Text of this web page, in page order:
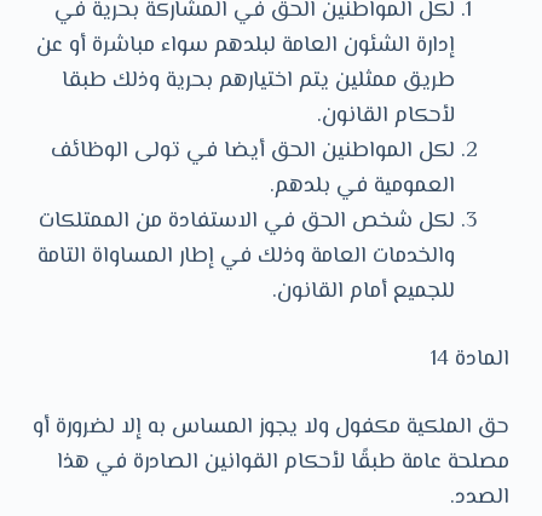
لكل المواطنين الحق في المشاركة بحرية في
إدارة الشئون العامة لبلدهم سواء مباشرة أو عن
طريق ممثلين يتم اختيارهم بحرية وذلك طبقا
لأحكام القانون.
لكل المواطنين الحق أيضا في تولى الوظائف
العمومية في بلدهم.
لكل شخص الحق في الاستفادة من الممتلكات
والخدمات العامة وذلك في إطار المساواة التامة
للجميع أمام القانون.
المادة 14
حق الملكية مكفول ولا يجوز المساس به إلا لضرورة أو
مصلحة عامة طبقًا لأحكام القوانين الصادرة في هذا
الصدد.